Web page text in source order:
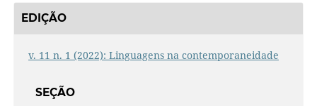
EDIÇÃO
v. 11 n. 1 (2022): Linguagens na contemporaneidade
SEÇÃO